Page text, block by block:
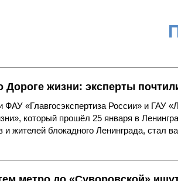
Дороге жизни: эксперты
ФАУ «Главгосэкспертиза России» и ГАУ
который прошёл 25 января в
и жителей блокадного Ленинграда, стал